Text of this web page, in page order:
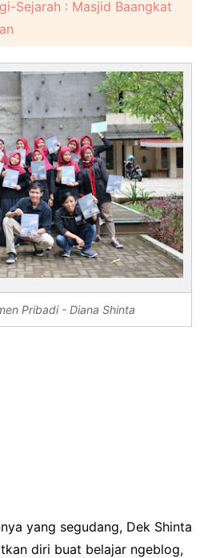
Sejarah : Masjid Baangkat
Pribadi - Diana Shinta
yang segudang, Dek Shinta
diri buat belajar ngeblog,